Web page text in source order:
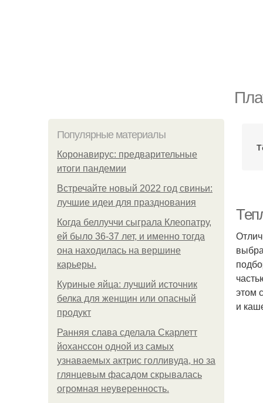
Популярные материалы
Коронавирус: предварительные
итоги пандемии
Встречайте новый 2022 год свиньи:
лучшие идеи для празднования
Когда беллуччи сыграла Клеопатру,
ей было 36-37 лет, и именно тогда
она находилась на вершине
карьеры.
Куриные яйца: лучший источник
белка для женщин или опасный
продукт
Ранняя слава сделала Скарлетт
йоханссон одной из самых
узнаваемых актрис голливуда, но за
глянцевым фасадом скрывалась
огромная неуверенность.
этом
и